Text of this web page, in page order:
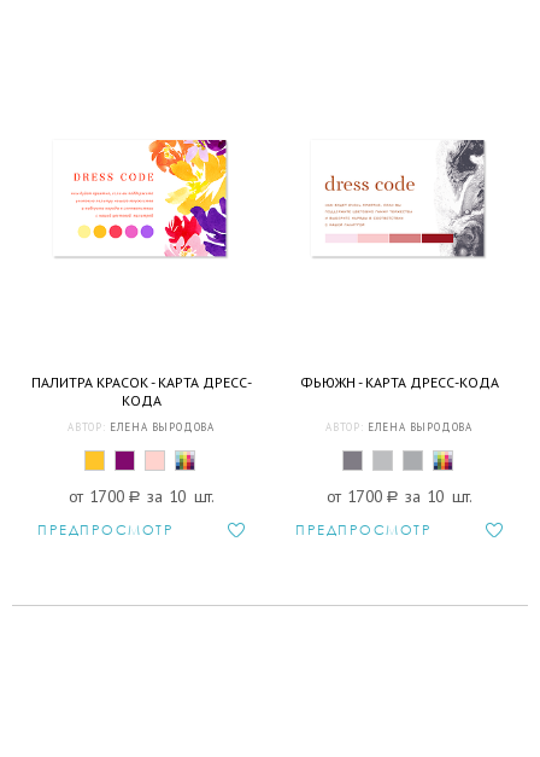
ПАЛИТРА КРАСОК - КАРТА ДРЕСС-
КОДА
АВТОР: ЕЛЕНА ВЫРОДОВА
от 1700 a за 10 шт.
ПРЕДПРОСМОТР
ФЬЮЖН - КАРТА ДРЕСС-КОДА
АВТОР: ЕЛЕНА ВЫРОДОВА
от 1700 a за 10 шт.
ПРЕДПРОСМОТР